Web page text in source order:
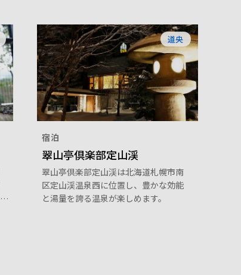
道央
宿泊
翠山亭倶楽部定山渓
翠山亭倶楽部定山渓は北海道札幌市南
区定山渓温泉西に位置し、豊かな効能
と湯量を誇る温泉が楽しめます。